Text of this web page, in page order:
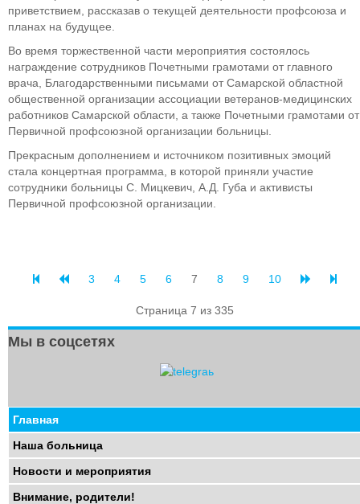
приветствием, рассказав о текущей деятельности профсоюза и
планах на будущее.
Во время торжественной части мероприятия состоялось
награждение сотрудников Почетными грамотами от главного
врача, Благодарственными письмами от Самарской областной
общественной организации ассоциации ветеранов-медицинских
работников Самарской области, а также Почетными грамотами от
Первичной профсоюзной организации больницы.
Прекрасным дополнением и источником позитивных эмоций
стала концертная программа, в которой приняли участие
сотрудники больницы С. Мицкевич, А.Д. Губа и активисты
Первичной профсоюзной организации.
3 4 5 6 7 8 9 10
Страница 7 из 335
Мы в соцсетях
Главная
Наша больница
Новости и мероприятия
Внимание, родители!